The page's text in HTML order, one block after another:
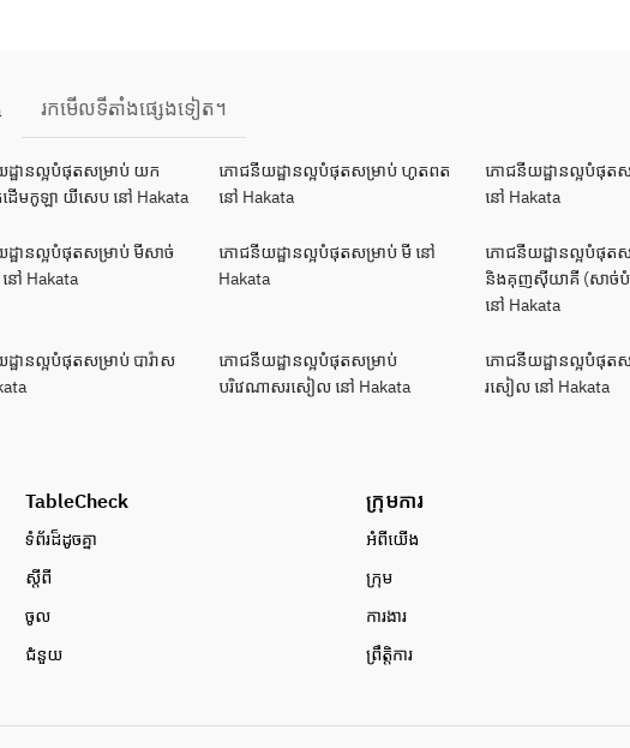
រកមើលទីតាំងផ្សេងទៀត។
ឋានល្អបំផុតសម្រាប់ យក
ដើមកូឡា យីសេប នៅ Hakata
ភោជនីយដ្ឋានល្អបំផុតសម្រាប់ ហូតពត
នៅ Hakata
ភោជនីយដ្ឋានល្អបំផុតស
នៅ Hakata
ឋានល្អបំផុតសម្រាប់ មីសាច់
ៅ Hakata
ភោជនីយដ្ឋានល្អបំផុតសម្រាប់ មី នៅ
Hakata
ភោជនីយដ្ឋានល្អបំផុត
និងគុញសុីយាគី (សាច់
នៅ Hakata
ឋានល្អបំផុតសម្រាប់ បារ៉ាស
ភោជនីយដ្ឋានល្អបំផុតសម្រាប់
បរិវេណាសរសៀល នៅ Hakata
ភោជនីយដ្ឋានល្អបំផុតស
រសៀល នៅ Hakata
TableCheck
ទំព័រ​ដ៏ដូចគ្នា
ស្តីពី
ចូល
ជំនួយ
ក្រុមការ
អំពី​យើង
ក្រុម
ការងារ
ព្រឹត្តិការ